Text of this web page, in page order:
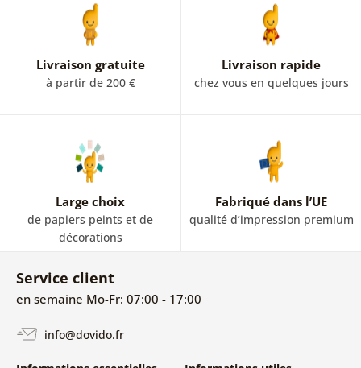
Livraison gratuite
à partir de 200 €
Livraison rapide
chez vous en quelques jours
Large choix
de papiers peints et de
décorations
Fabriqué dans l’UE
qualité d’impression premium
Service client
en semaine Mo-Fr: 07:00 - 17:00
info@dovido.fr